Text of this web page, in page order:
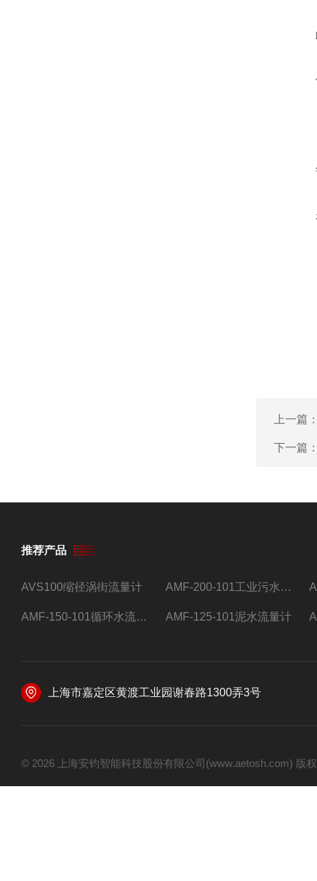
上一篇
下一篇
推荐产品
AVS100缩径涡街流量计 AMF-200-101工业污水流量计
AMF-150-101循环水流量计,电磁流量计 AMF-125-101泥水流量计
上海市嘉定区黄渡工业园谢春路1300弄3号
© 2026 上海安钧智能科技股份有限公司(www.aetosh.com)